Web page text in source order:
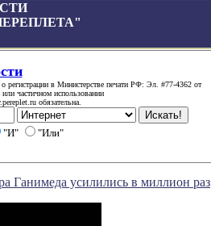
о регистрации в Министерстве печати РФ: Эл. #77-4362 от
частичном использовании
обязательна.
"И" "Или"
Ганимеда усилились в миллион раз